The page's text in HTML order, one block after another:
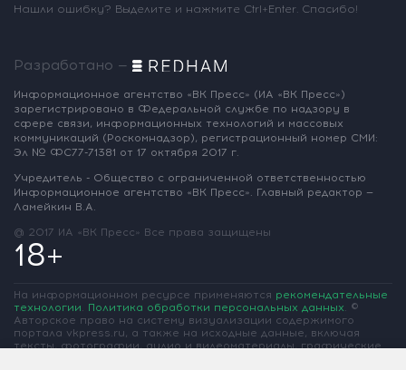
Нашли ошибку? Выделите и нажмите Ctrl+Enter. Спасибо!
Разработано —
Информационное агентство «ВК Пресс» (ИА «ВК Пресс»)
зарегистрировано в Федеральной службе по надзору в
сфере связи, информационных технологий и массовых
коммуникаций (Роскомнадзор), регистрационный номер СМИ:
Эл № ФС77-71381 от 17 октября 2017 г.
Учредитель - Общество с ограниченной ответственностью
Информационное агентство «ВК Пресс». Главный редактор —
Ламейкин В.А.
@ 2017 ИА «ВК Пресс» Все права защищены
18+
На информационном ресурсе применяются рекомендательные
технологии. Политика обработки персональных данных. ©
Авторское право на систему визуализации содержимого
портала vkpress.ru, а также на исходные данные, включая
тексты, фотографии, аудио и видеоматериалы, графические